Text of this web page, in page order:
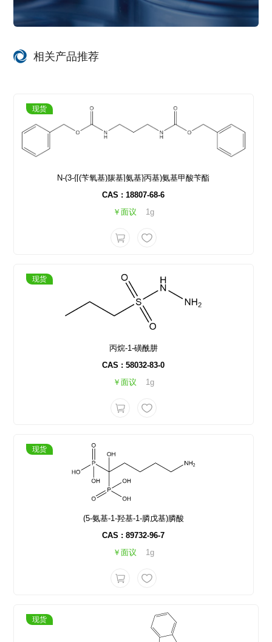
相关产品推荐
现货
N-(3-{[(苄氧基)羰基]氨基}丙基)氨基甲酸苄酯
CAS : 18807-68-6
￥面议
1g
现货
丙烷-1-磺酰肼
CAS : 58032-83-0
￥面议
1g
现货
(5-氨基-1-羟基-1-膦戊基)膦酸
CAS : 89732-96-7
￥面议
1g
现货